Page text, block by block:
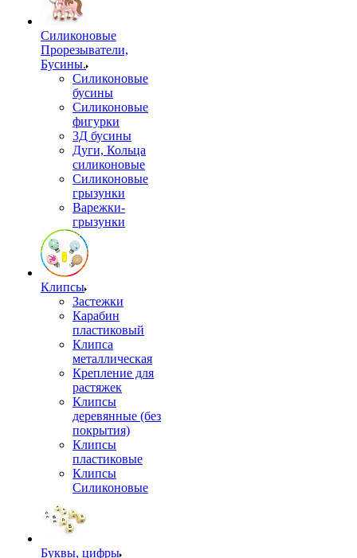
Силиконовые
Прорезыватели,
Бусины.
Силиконовые
бусины
Силиконовые
фигурки
3Д бусины
Дуги, Кольца
силиконовые
Силиконовые
грызунки
Варежки-
грызунки
Клипсы
Застежки
Карабин
пластиковый
Клипса
металлическая
Крепление для
растяжек
Клипсы
деревянные (без
покрытия)
Клипсы
пластиковые
Клипсы
Силиконовые
Буквы, цифры